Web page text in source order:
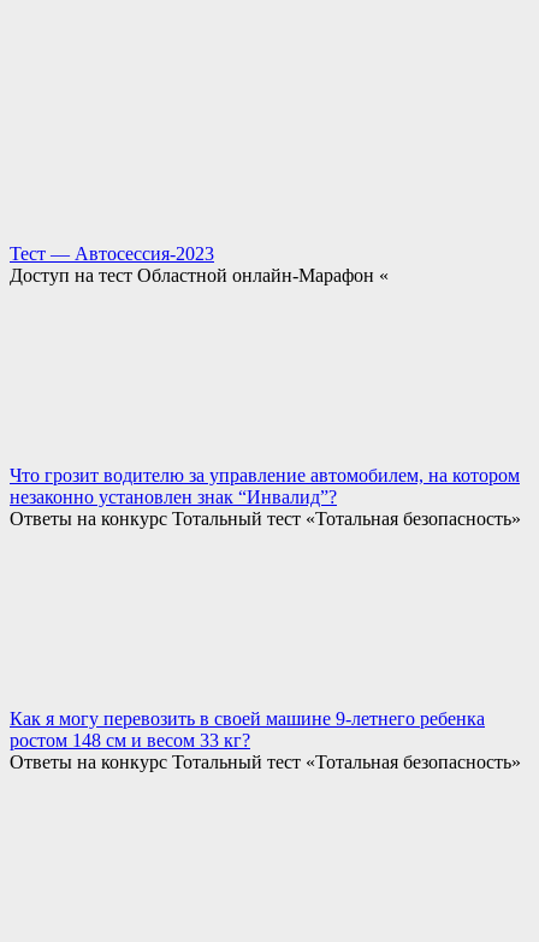
Тест — Автосессия-2023
Доступ на тест Областной онлайн-Марафон «
Что грозит водителю за управление автомобилем, на котором
незаконно установлен знак “Инвалид”?
Ответы на конкурс Тотальный тест «Тотальная безопасность»
Как я могу перевозить в своей машине 9-летнего ребенка
ростом 148 см и весом 33 кг?
Ответы на конкурс Тотальный тест «Тотальная безопасность»